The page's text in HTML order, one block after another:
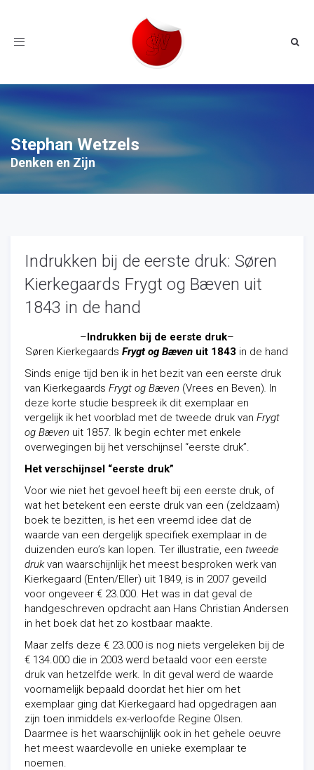
Toggle
Stephan Wetzels
Denken en Zijn
Indrukken bij de eerste druk: Søren
Kierkegaards Frygt og Bæven uit
1843 in de hand
–Indrukken bij de eerste druk–
Søren KierkegaardsFrygt og Bæven uit 1843 in de hand
Sinds enige tijd ben ik in het bezit van een eerste druk
van Kierkegaards Frygt og Bæven (Vrees en Beven). In
deze korte studie bespreek ik dit exemplaar en
vergelijk ik het voorblad met de tweede druk van Frygt
og Bæven uit 1857. Ik begin echter met enkele
overwegingen bij het verschijnsel “eerste druk”.
Het verschijnsel “eerste druk”
Voor wie niet het gevoel heeft bij een eerste druk, of
wat het betekent een eerste druk van een (zeldzaam)
boek te bezitten, is het een vreemd idee dat de
waarde van een dergelijk specifiek exemplaar in de
duizenden euro’s kan lopen. Ter illustratie, een tweede
druk van waarschijnlijk het meest besproken werk van
Kierkegaard (Enten/Eller) uit 1849, is in 2007 geveild
voor ongeveer € 23.000. Het was in dat geval de
handgeschreven opdracht aan Hans Christian Andersen
in het boek dat het zo kostbaar maakte.
Maar zelfs deze € 23.000 is nog niets vergeleken bij de
€ 134.000 die in 2003 werd betaald voor een eerste
druk van hetzelfde werk. In dit geval werd de waarde
voornamelijk bepaald doordat het hier om het
exemplaar ging dat Kierkegaard had opgedragen aan
zijn toen inmiddels ex-verloofde Regine Olsen.
Daarmee is het waarschijnlijk ook in het gehele oeuvre
het meest waardevolle en unieke exemplaar te
noemen.